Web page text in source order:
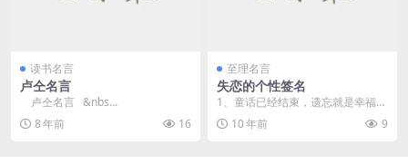
读书名言
卢仝名言
卢仝名言 &nbs...
8 年前
16
至理名言
失恋的个性签名
1、童话已经结束，遗忘就是幸福。
2、分手不可怕，可怕的是把真心
给...10 年前 9